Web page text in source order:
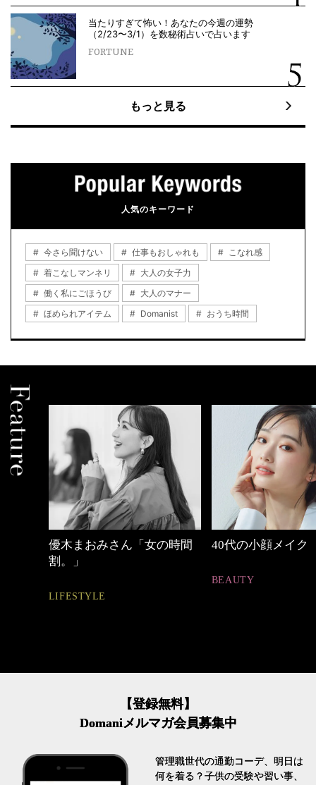
当たりすぎて怖い！あなたの今週の運勢
（2/23〜3/1）を数秘術占いで占います
FORTUNE
もっと見る
人気のキーワード
今さら聞けない 仕事もおしゃれも
こなれ感
着こなしマンネリ
大人の女子力
働く私にごほうび
大人のマナー
ほめられアイテム
Domanist おうち時間
まおみさん「女の時間
40代の小顔メイク
【登録無料】
Domaniメルマガ会員募集中
管理職世代の通勤コーデ、明日は
何を着る？子供の受験や習い事、